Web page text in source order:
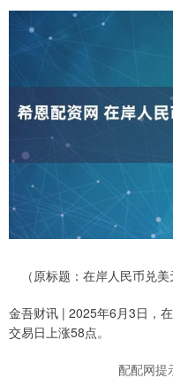
（原标题：在岸人民币兑
金吾财讯 | 2025年6月3日，
交易日上涨58点。
配配网提